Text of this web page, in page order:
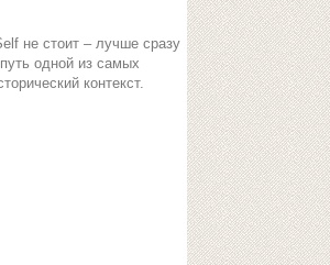
не стоит – лучше сразу
одной из самых
контекст.